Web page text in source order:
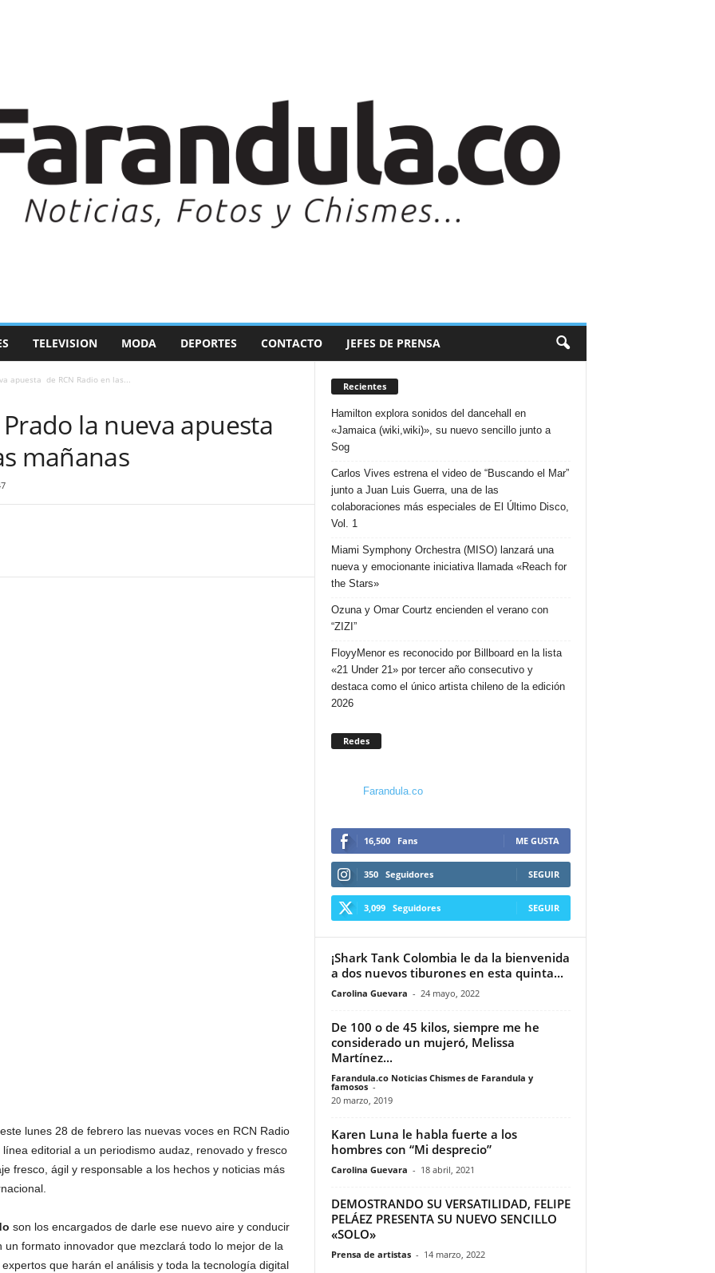
TELEVISION MODA DEPORTES CONTACTO JEFES DE PRENSA
apuesta de RCN Radio en las...
Prado la nueva apuesta
mañanas
lunes 28 de febrero las nuevas voces en RCN Radio
editorial a un periodismo audaz, renovado y fresco
fresco, ágil y responsable a los hechos y noticias más
son los encargados de darle ese nuevo aire y conducir
formato innovador que mezclará todo lo mejor de la
que harán el análisis y toda la tecnología digital
Recientes
Hamilton explora sonidos del dancehall en
«Jamaica (wiki,wiki)», su nuevo sencillo junto a
Sog
Carlos Vives estrena el video de “Buscando el Mar”
junto a Juan Luis Guerra, una de las
colaboraciones más especiales de El Último Disco,
Vol. 1
Miami Symphony Orchestra (MISO) lanzará una
nueva y emocionante iniciativa llamada «Reach for
the Stars»
Ozuna y Omar Courtz encienden el verano con
“ZIZI”
FloyyMenor es reconocido por Billboard en la lista
«21 Under 21» por tercer año consecutivo y
destaca como el único artista chileno de la edición
2026
Redes
Farandula.co
16,500 Fans ME GUSTA
350 Seguidores SEGUIR
3,099 Seguidores SEGUIR
¡Shark Tank Colombia le da la bienvenida
a dos nuevos tiburones en esta quinta...
Carolina Guevara - 24 mayo, 2022
De 100 o de 45 kilos, siempre me he
considerado un mujeró, Melissa
Martínez...
Farandula.co Noticias Chismes de Farandula y
famosos -
20 marzo, 2019
Karen Luna le habla fuerte a los
hombres con “Mi desprecio”
Carolina Guevara - 18 abril, 2021
DEMOSTRANDO SU VERSATILIDAD, FELIPE
PELÁEZ PRESENTA SU NUEVO SENCILLO
«SOLO»
Prensa de artistas - 14 marzo, 2022